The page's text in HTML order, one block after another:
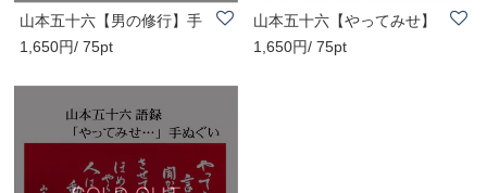
山本五十六【男の修行】手
ぬぐい/連合艦..
1,650円/ 75pt
山本五十六【やってみせ】
手ぬぐい 青/連..
1,650円/ 75pt